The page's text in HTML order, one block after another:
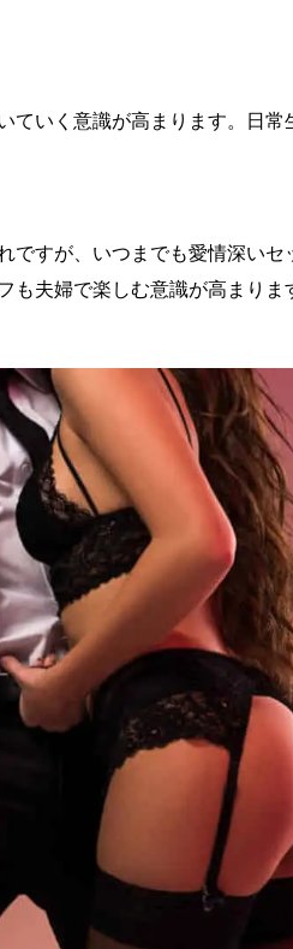
いく意識が高まります。日常
すが、いつまでも愛情深いセ
夫婦で楽しむ意識が高まりま